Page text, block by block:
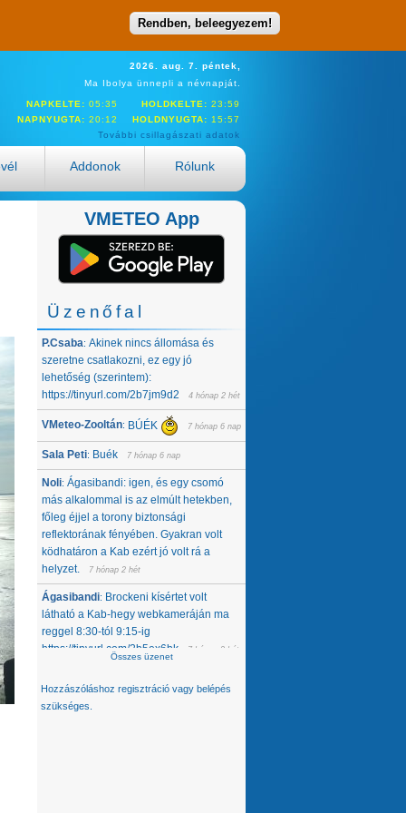
Rendben, beleegyezem!
2026. aug. 7. péntek,
Ma Ibolya ünnepli a névnapját.
NAPKELTE: 05:35 HOLDKELTE: 23:59
NAPNYUGTA: 20:12 HOLDNYUGTA: 15:57
További csillagászati adatok
Addonok Rólunk
VMETEO App
Üzenőfal
P.Csaba: Akinek nincs állomása és
szeretne csatlakozni, ez egy jó
lehetőség (szerintem):
https://tinyurl.com/2b7jm9d2
4 hónap 2 hét
VMeteo-Zooltán: BÚÉK 7 hónap 6 nap
Sala Peti: Buék 7 hónap 6 nap
Noli: Ágasibandi: igen, és egy csomó
más alkalommal is az elmúlt hetekben,
főleg éjjel a torony biztonsági
reflektorának fényében. Gyakran volt
ködhatáron a Kab ezért jó volt rá a
helyzet.
7 hónap 2 hét
Ágasibandi: Brockeni kísértet volt
látható a Kab-hegy webkameráján ma
reggel 8:30-tól 9:15-ig
https://tinyurl.com/2b5ex6bk
7 hónap 2 hét
hanem egész közép-kelet európai
térségből. Az Alpokban alig van hó -
Összes üzenet
Hozzászóláshoz regisztráció vagy belépés
szükséges.